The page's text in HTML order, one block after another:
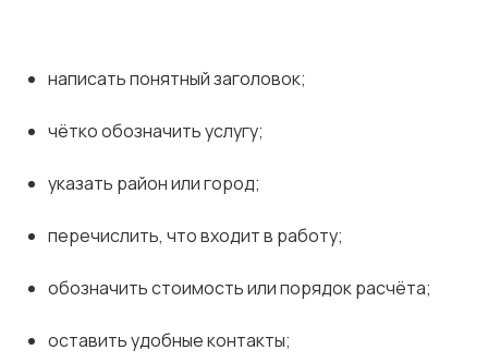
написать понятный заголовок;
чётко обозначить услугу;
указать район или город;
перечислить, что входит в работу;
обозначить стоимость или порядок расчёта;
оставить удобные контакты;